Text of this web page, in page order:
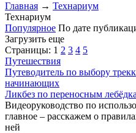
Главная → Технариум
Технариум
Популярное По дате
Загрузить еще
Страницы: 1 2 3 4 5
Путешествия
Путеводитель по выбору
начинающих
Ликбез по переносным
Видеоруководство по
главное – расскажем о
ней